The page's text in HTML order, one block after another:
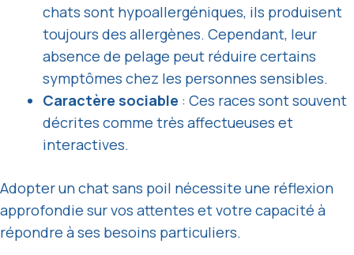
chats sont hypoallergéniques, ils produisent
toujours des allergènes. Cependant, leur
absence de pelage peut réduire certains
symptômes chez les personnes sensibles.
Caractère sociable : Ces races sont souvent
décrites comme très affectueuses et
interactives.
Adopter un chat sans poil nécessite une réflexion
approfondie sur vos attentes et votre capacité à
répondre à ses besoins particuliers.